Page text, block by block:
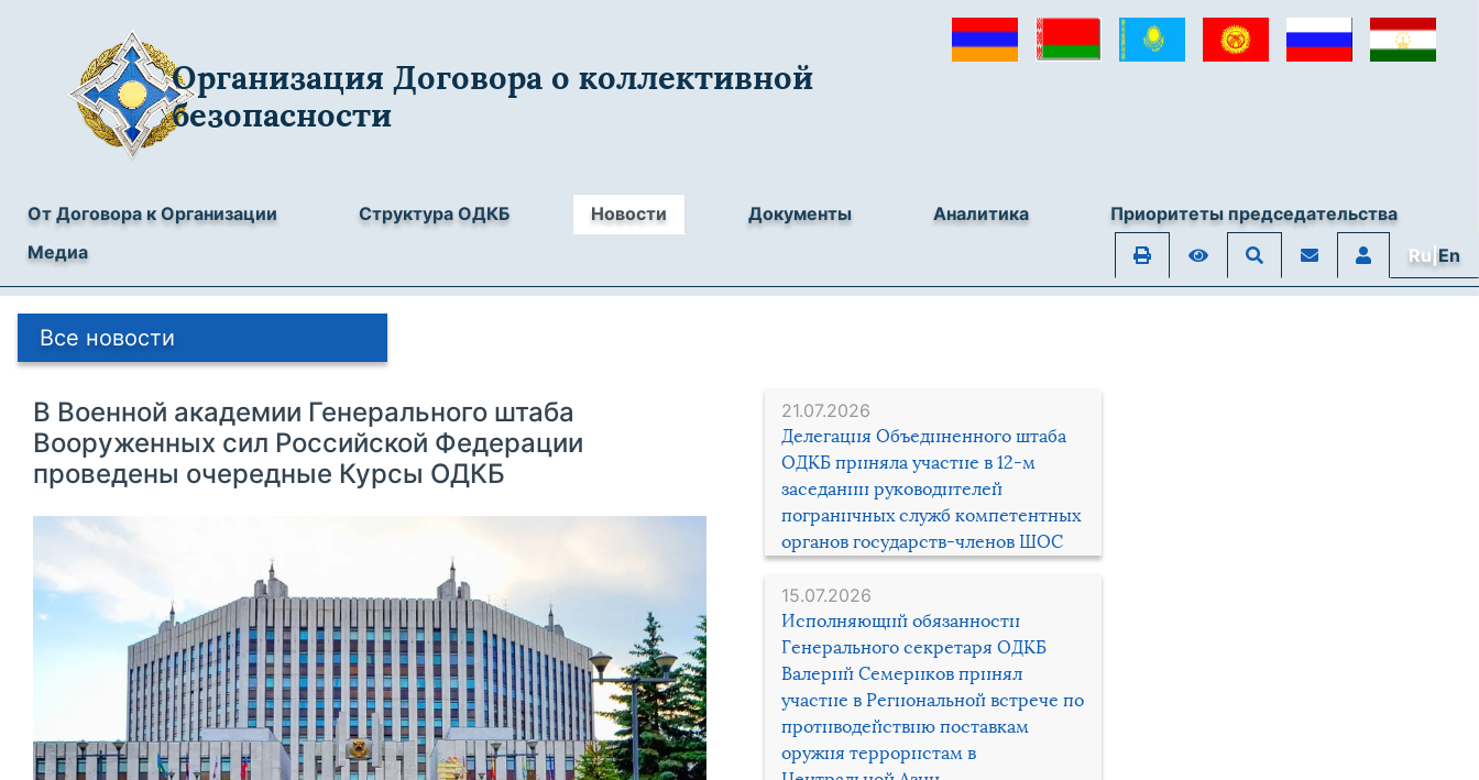
Организация Договора о коллективной
безопасности
От Договора к Организации Структура ОДКБ Новости Документы Аналитика
Приоритеты председательства
Медиа
Ru|En
Все новости
21.07.2026
Делегация Объединенного штаба
ОДКБ приняла участие в 12-м
заседании руководителей
пограничных служб компетентных
органов государств-членов ШОС
15.07.2026
Исполняющий обязанности
Генерального секретаря ОДКБ
Валерий Семериков принял
участие в Региональной встрече по
противодействию поставкам
оружия террористам в
В Военной академии Генерального штаба
Вооруженных сил Российской Федерации
проведены очередные Курсы ОДКБ